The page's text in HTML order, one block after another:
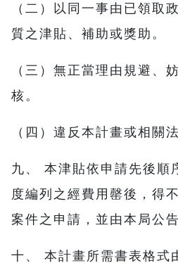
（二）以同一事由已領取
質之津貼、補助或獎助。
（三）無正當理由規避、
核。
（四）違反本計畫或相關
九、 本津貼依申請先後順
度編列之經費用罄後，得
案件之申請，並由本局公告
十、 本計畫所需書表格式